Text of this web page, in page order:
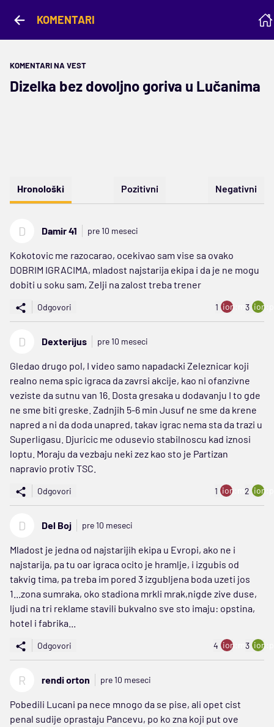
KOMENTARI
KOMENTARI NA VEST
Dizelka bez dovoljno goriva u Lučanima
Hronološki Pozitivni Negativni
D Damir 41 pre 10 meseci
Kokotovic me razocarao, ocekivao sam vise sa ovako
DOBRIM IGRACIMA, mladost najstarija ekipa i da je ne mogu
dobiti u soku sam, Zelji na zalost treba trener
Odgovori 1 ion:minus
3
D Dexterijus pre 10 meseci
Gledao drugo pol, I video samo napadacki Zeleznicar koji
realno nema spic igraca da zavrsi akcije, kao ni ofanzivne
veziste da sutnu van 16. Dosta gresaka u dodavanju I to gde
ne sme biti greske. Zadnjih 5-6 min Jusuf ne sme da krene
napred a ni da doda unapred, takav igrac nema sta da trazi u
Superligasu. Djuricic me odusevio stabilnoscu kad iznosi
loptu. Moraju da vezbaju neki zez kao sto je Partizan
napravio protiv TSC.
Odgovori 1 ion:minus
2
D Del Boj pre 10 meseci
Mladost je jedna od najstarijih ekipa u Evropi, ako ne i
najstarija, pa tu oar igraca ocito je hramlje, i izgubis od
takvig tima, pa treba im pored 3 izgubljena boda uzeti jos
1...zona sumraka, oko stadiona mrkli mrak,nigde zive duse,
ljudi na tri reklame stavili bukvalno sve sto imaju: opstina,
hotel i fabrika...
Odgovori 4 ion:minus
3
R rendi orton pre 10 meseci
Pobedili Lucani pa nece mnogo da se pise, ali opet cist
penal sudije oprastaju Pancevu, po ko zna koji put ove